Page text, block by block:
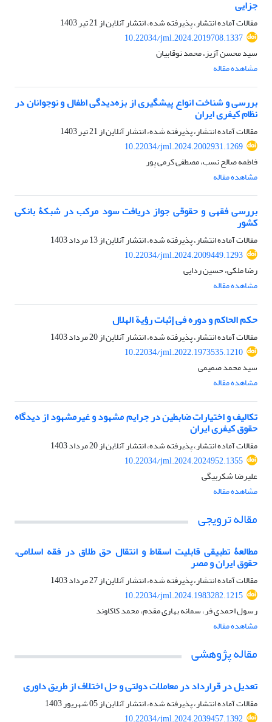
جزایی
مقالات آماده انتشار، پذیرفته شده، انتشار آنلاین از21 تیر 1403
10.22034/jml.2024.2019708.1337
سید محسن آزیز، محمد نوقابیان
مشاهده مقاله
بررسی و شناخت انواع پیشگیری از بزه‌دیدگی اطفال و نوجوانان در
نظام کیفری ایران
مقالات آماده انتشار، پذیرفته شده، انتشار آنلاین از21 تیر 1403
10.22034/jml.2024.2002931.1269
فاطمه صالح نسب، مصطفی کرمی پور
مشاهده مقاله
بررسی فقهی و حقوقی جواز دریافت سود مرکب در شبکۀ بانکی
کشور
مقالات آماده انتشار، پذیرفته شده، انتشار آنلاین از13 مرداد 1403
10.22034/jml.2024.2009449.1293
رضا ملکی، حسین ردایی
مشاهده مقاله
حکم الحاکم و دوره فی إثبات رؤیة الهلال
مقالات آماده انتشار، پذیرفته شده، انتشار آنلاین از20 مرداد 1403
10.22034/jml.2022.1973535.1210
سید محمد صمیمی
مشاهده مقاله
تکالیف و اختیارات ضابطین در جرایم مشهود و غیرمشهود از دیدگاه
حقوق کیفری ایران
مقالات آماده انتشار، پذیرفته شده، انتشار آنلاین از20 مرداد 1403
10.22034/jml.2024.2024952.1355
علیرضا شکربیگی
مشاهده مقاله
مقاله ترویجی
مطالعۀ تطبیقی قابلیت اسقاط و انتقال حق طلاق در فقه اسلامی،
حقوق ایران و مصر
مقالات آماده انتشار، پذیرفته شده، انتشار آنلاین از27 مرداد 1403
10.22034/jml.2024.1983282.1215
رسول احمدی فر، سمانه بهاری مقدم، محمد کاکاوند
مشاهده مقاله
مقاله پژوهشی
تعدیل در قرارداد در معاملات دولتی و حل اختلاف از طریق داوری
مقالات آماده انتشار، پذیرفته شده، انتشار آنلاین از05 شهریور 1403